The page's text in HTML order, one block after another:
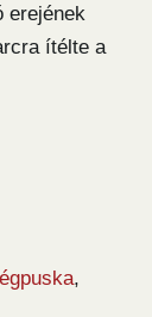
erejének
ítélte a
,